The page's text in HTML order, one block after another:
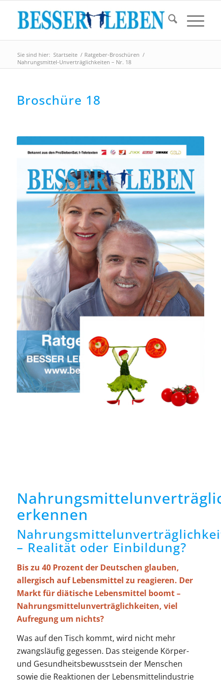
Sie sind hier: Startseite / Ratgeber-Broschüren /
Nahrungsmittel-Unverträglichkeiten – Nr. 18
Broschüre 18
erkennen
– Realität oder Einbildung?
Bis zu 40 Prozent der Deutschen glauben,
allergisch auf Lebensmittel zu reagieren. Der
Markt für diätische Lebensmittel boomt –
Nahrungsmittelunverträglichkeiten, viel
Aufregung um nichts?
Was auf den Tisch kommt, wird nicht mehr
zwangsläufig gegessen. Das steigende Körper-
und Gesundheitsbewusstsein der Menschen
sowie die Reaktionen der Lebensmittelindustrie